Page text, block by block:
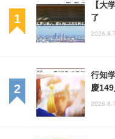
【大
了
行知
慶149